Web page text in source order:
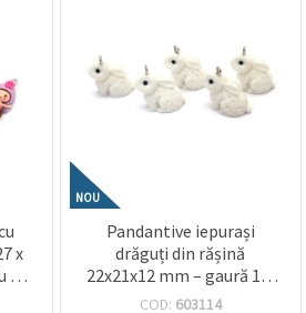
x
de
NOU
Pandantive iepurași
drăguți din rășină
22x21x12 mm – gaură 1,5
mm, alb opac, set de 5
COD: 603114